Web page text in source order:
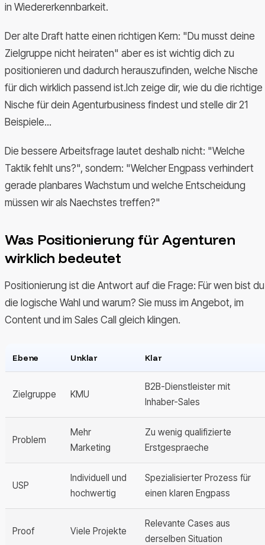
in Wiedererkennbarkeit.
Der alte Draft hatte einen richtigen Kern: "Du musst deine
Zielgruppe nicht heiraten" aber es ist wichtig dich zu
positionieren und dadurch herauszufinden, welche Nische
für dich wirklich passend ist.Ich zeige dir, wie du die richtige
Nische für dein Agenturbusiness findest und stelle dir 21
Beispiele...
Die bessere Arbeitsfrage lautet deshalb nicht: "Welche
Taktik fehlt uns?", sondern: "Welcher Engpass verhindert
gerade planbares Wachstum und welche Entscheidung
müssen wir als Naechstes treffen?"
Was Positionierung für Agenturen
wirklich bedeutet
Positionierung ist die Antwort auf die Frage: Für wen bist du
die logische Wahl und warum? Sie muss im Angebot, im
Content und im Sales Call gleich klingen.
Ebene Unklar Klar
Zielgruppe KMU
B2B-Dienstleister mit
Inhaber-Sales
Problem
Mehr
Marketing
Zu wenig qualifizierte
Erstgespraeche
USP
Individuell und
hochwertig
Spezialisierter Prozess für
einen klaren Engpass
Proof Viele Projekte
Relevante Cases aus
derselben Situation